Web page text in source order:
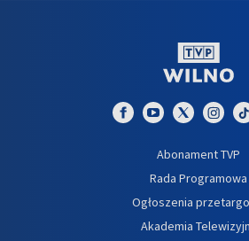
Abonament TVP
Rada Programowa
Ogłoszenia
Akademia